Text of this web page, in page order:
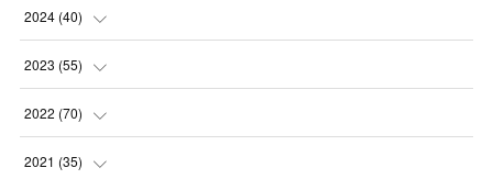
(10 )
(1
(1
(2
2024 (40)
(1
(1
(3
2023 (55)
(2
(4
2022 (70)
(7
2021 (35)